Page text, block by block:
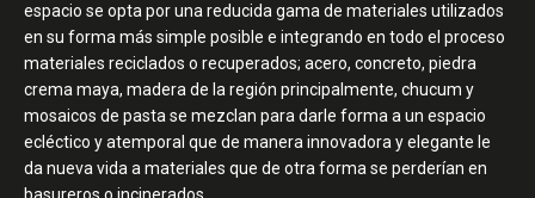
espacio se opta por una reducida gama de materiales utilizados
en su forma más simple posible e integrando en todo el proceso
materiales reciclados o recuperados; acero, concreto, piedra
crema maya, madera de la región principalmente, chucum y
mosaicos de pasta se mezclan para darle forma a un espacio
ecléctico y atemporal que de manera innovadora y elegante le
da nueva vida a materiales que de otra forma se perderían en